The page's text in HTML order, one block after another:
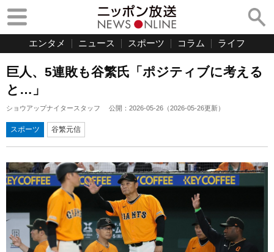
エンタメ ニュース スポーツ コラム ライフ
巨人、5連敗も谷繁氏「ポジティブに考える
と…」
ショウアップナイタースタッフ 公開： 2026-05-26 （2026-05-26更新）
スポーツ 谷繁元信